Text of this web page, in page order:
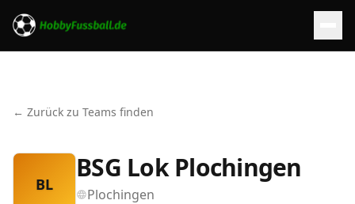
← Zurück zu Teams finden
BL
BSG Lok Plochingen
Plochingen